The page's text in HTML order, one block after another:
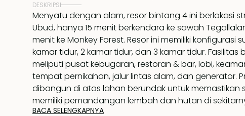
DESKRIPSI
Menyatu dengan alam, resor bintang 4 ini berlokasi
Ubud, hanya 15 menit berkendara ke sawah
menit ke Monkey Forest. Resor ini memiliki konfigurasi
kamar tidur, 2 kamar tidur, dan 3 kamar tidur. Fasilitas
meliputi pusat kebugaran, restoran & bar, lobi,
tempat pernikahan, jalur lintas alam, dan generator.
dibangun di atas lahan berundak untuk memastikan
memiliki pemandangan lembah dan hutan di
BACA SELENGKAPNYA